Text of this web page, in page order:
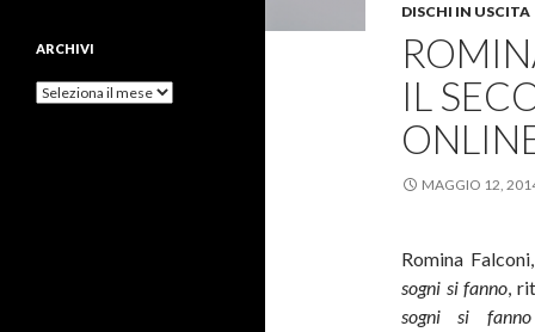
DISCHI IN USCITA
IL
MAGGIO 12,
Romina
sogni si fanno,
sogni si
ARCHIVI
Archivi